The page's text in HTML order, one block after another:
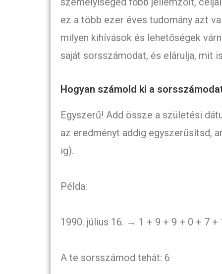
ez a több ezer éves tudomány azt
milyen kihívások és lehetőségek
saját sorsszámodat, és elárulja, mit
Hogyan számold ki a
Egyszerű! Add össze a születési
az eredményt addig egyszerűsítsd,
ig).
Példa:
1990. július 16. → 1 + 9 + 9 + 0 + 7
A te sorsszámod tehát: 6